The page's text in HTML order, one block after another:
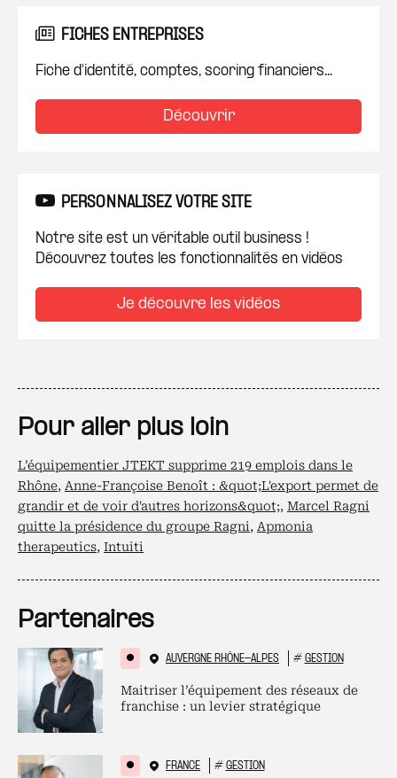
FICHES ENTREPRISES
Fiche d'identité, comptes, scoring financiers...
Découvrir
PERSONNALISEZ VOTRE SITE
Notre site est un véritable outil business !
Découvrez toutes les fonctionnalités en vidéos
Je découvre les vidéos
Pour aller plus loin
L’équipementier JTEKT supprime 219 emplois dans le
Rhône, Anne-Françoise Benoît : &quot;L'export permet de
grandir et de voir d'autres horizons&quot;, Marcel Ragni
quitte la présidence du groupe Ragni, Apmonia
therapeutics, Intuiti
Partenaires
AUVERGNE RHÔNE-ALPES # GESTION
Maitriser l’équipement des réseaux de
franchise : un levier stratégique
FRANCE # GESTION